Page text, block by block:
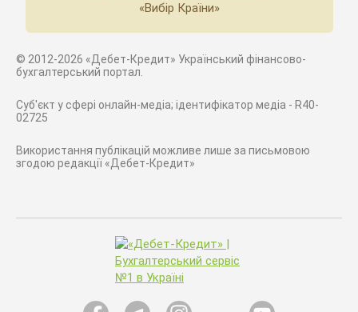
«Вибір Країни»
© 2012-2026 «Дебет-Кредит» Український фінансово-
бухгалтерський портал.
Суб'єкт у сфері онлайн-медіа; ідентифікатор медіа - R40-
02725
Використання публікацій можливе лише за письмовою
згодою редакції «Дебет-Кредит»